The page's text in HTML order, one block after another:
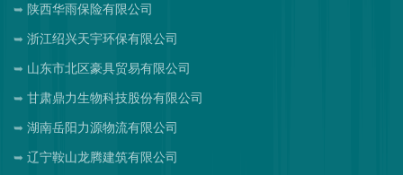
陕西华雨保险有限公司
浙江绍兴天宇环保有限公司
山东市北区豪具贸易有限公司
甘肃鼎力生物科技股份有限公司
湖南岳阳力源物流有限公司
辽宁鞍山龙腾建筑有限公司